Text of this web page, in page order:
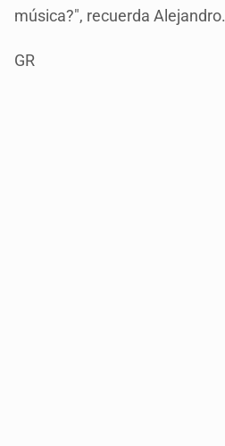
música?", recuerda Alejandro.
GR